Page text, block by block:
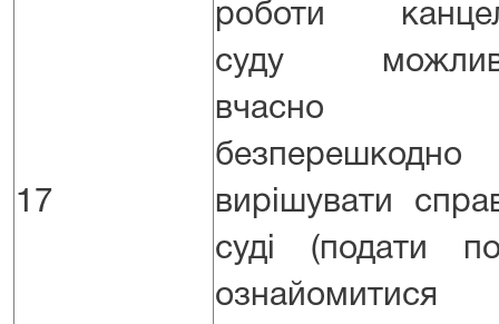
17
роботи
суду
вчасно
безперешкодно
вирішувати
суді (подати